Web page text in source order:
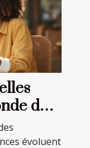
des
évoluent